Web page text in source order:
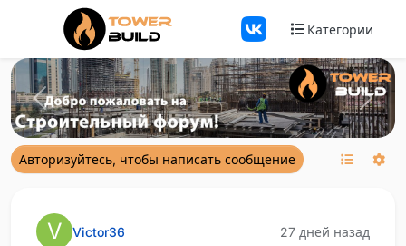
Перейти к содержанию
Категории
Previous Next
Авторизуйтесь, чтобы написать сообщение
V Victor36 27 дней назад